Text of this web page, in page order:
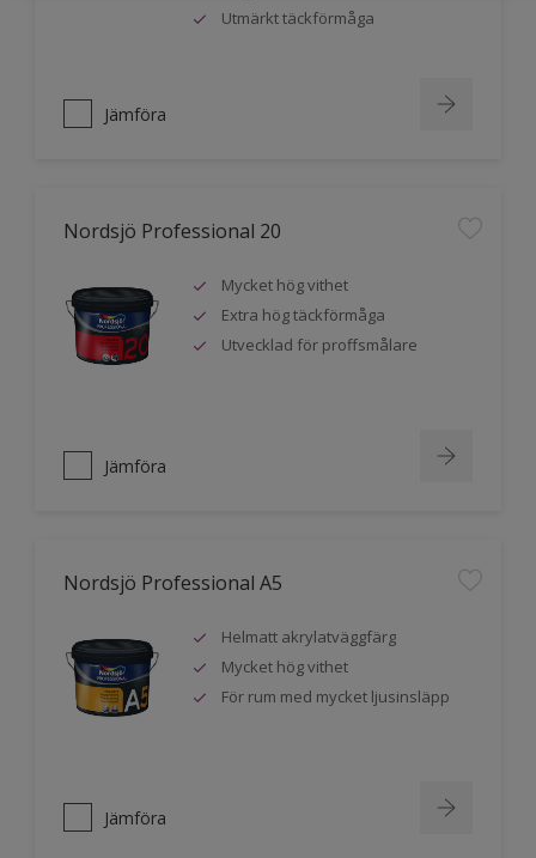
Utmärkt täckförmåga
Jämföra
Nordsjö Professional 20
Mycket hög vithet
Extra hög täckförmåga
Utvecklad för proffsmålare
Jämföra
Nordsjö Professional A5
Helmatt akrylatväggfärg
Mycket hög vithet
För rum med mycket ljusinsläpp
Jämföra